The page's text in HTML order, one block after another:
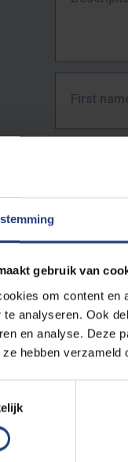
gebruik van
om content en
te analyseren. Ook
en analyse. Deze
hebben
First
The full URL of
E.g. https://